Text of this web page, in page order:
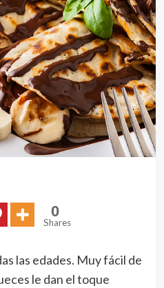
0
Shares
las edades. Muy fácil de
le dan el toque